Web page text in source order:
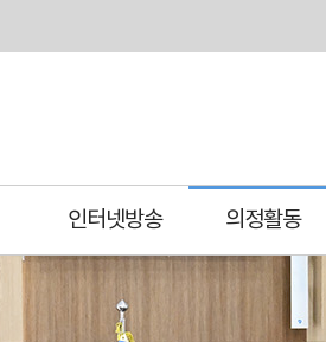
인터넷방송 의정활동